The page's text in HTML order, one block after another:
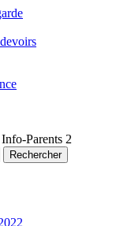
Info-Parents 2